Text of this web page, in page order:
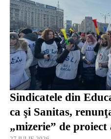
Sindicatele din
ca şi Sanitas,
„mizerie” de